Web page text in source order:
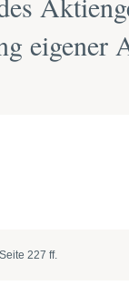
eigener
227 ff.